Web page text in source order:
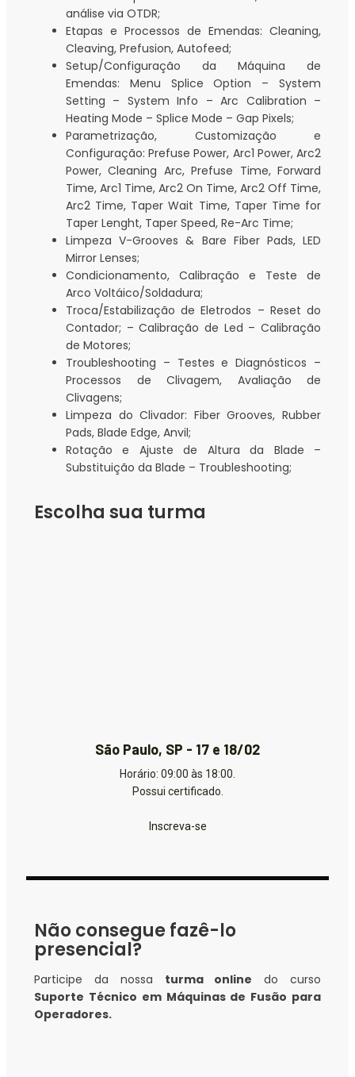
análise via OTDR;
Etapas e Processos de Emendas: Cleaning,
Cleaving, Prefusion, Autofeed;
Setup/Configuração da Máquina de
Emendas: Menu Splice Option – System
Setting – System Info – Arc Calibration –
Heating Mode – Splice Mode – Gap Pixels;
Parametrização, Customização e
Configuração: Prefuse Power, Arc1 Power, Arc2
Power, Cleaning Arc, Prefuse Time, Forward
Time, Arc1 Time, Arc2 On Time, Arc2 Off Time,
Arc2 Time, Taper Wait Time, Taper Time for
Taper Lenght, Taper Speed, Re-Arc Time;
Limpeza V-Grooves & Bare Fiber Pads, LED
Mirror Lenses;
Condicionamento, Calibração e Teste de
Arco Voltáico/Soldadura;
Troca/Estabilização de Eletrodos – Reset do
Contador; – Calibração de Led – Calibração
de Motores;
Troubleshooting – Testes e Diagnósticos –
Processos de Clivagem, Avaliação de
Clivagens;
Limpeza do Clivador: Fiber Grooves, Rubber
Pads, Blade Edge, Anvil;
Rotação e Ajuste de Altura da Blade –
Substituição da Blade – Troubleshooting;
Escolha sua turma
São Paulo, SP - 17 e 18/02
Horário: 09:00 às 18:00.
Possui certificado.
Inscreva-se
Não consegue fazê-lo
presencial?
Participe da nossa turma online do curso
Suporte Técnico em Máquinas de Fusão para
Operadores.